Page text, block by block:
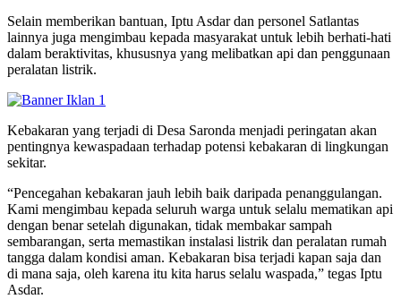
Selain memberikan bantuan, Iptu Asdar dan personel Satlantas
lainnya juga mengimbau kepada masyarakat untuk lebih berhati-hati
dalam beraktivitas, khususnya yang melibatkan api dan penggunaan
peralatan listrik.
Kebakaran yang terjadi di Desa Saronda menjadi peringatan akan
pentingnya kewaspadaan terhadap potensi kebakaran di lingkungan
sekitar.
“Pencegahan kebakaran jauh lebih baik daripada penanggulangan.
Kami mengimbau kepada seluruh warga untuk selalu mematikan api
dengan benar setelah digunakan, tidak membakar sampah
sembarangan, serta memastikan instalasi listrik dan peralatan rumah
tangga dalam kondisi aman. Kebakaran bisa terjadi kapan saja dan
di mana saja, oleh karena itu kita harus selalu waspada,” tegas Iptu
Asdar.